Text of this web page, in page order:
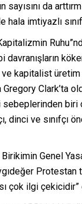
da
hala imtiyazlı
davranışların
kapitalist üretim
Clark’ta
sebeplerinden
dinci ve
Genel
çok ilgi